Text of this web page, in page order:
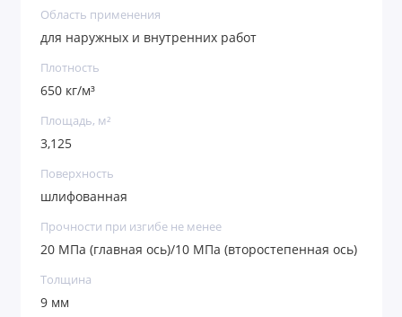
Область применения
для наружных и внутренних работ
Плотность
650 кг/м³
Площадь, м²
3,125
Поверхность
шлифованная
Прочности при изгибе не менее
20 МПа (главная ось)/10 МПа (второстепенная ось)
Толщина
9 мм